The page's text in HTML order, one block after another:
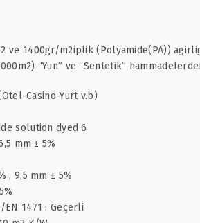
ve 1400gr/m2iplik (Polyamide(PA))
“Yün” ve “Sentetik”
Casino-Yurt v.b)
solution dyed 6
mm ± 5%
, 9,5 mm ± 5%
EN 1471 : Geçerli